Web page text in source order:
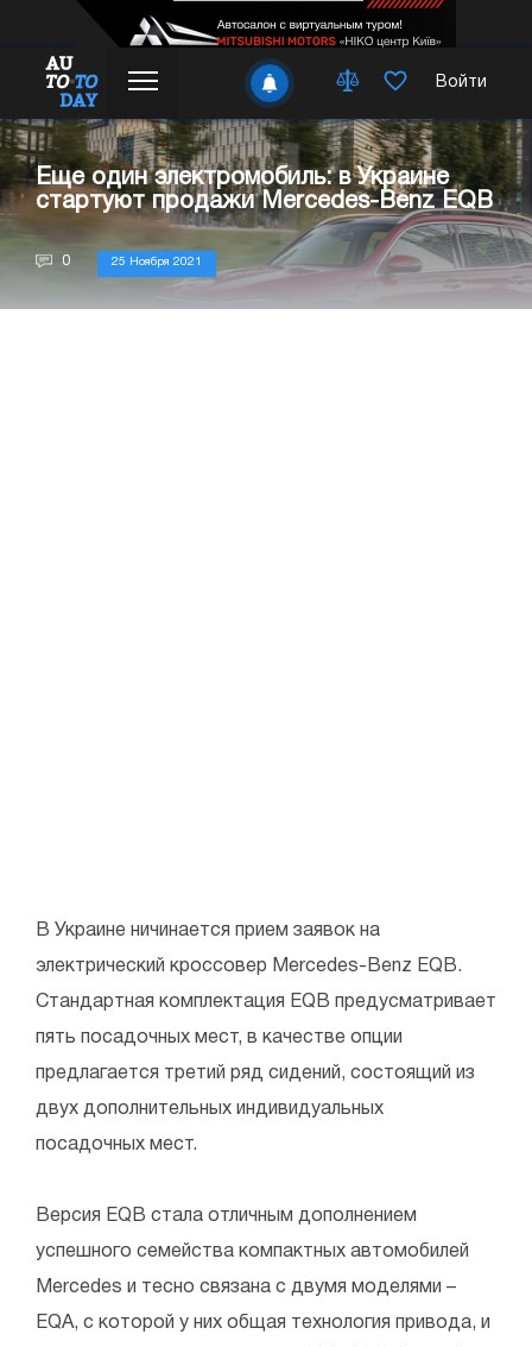
Войти
Еще один электромобиль: в Украине
стартуют продажи Mercedes-Benz EQB
0 25 Ноября 2021
В Украине ничинается прием заявок на
электрический кроссовер Mercedes-Benz EQB.
Стандартная комплектация EQB предусматривает
пять посадочных мест, в качестве опции
предлагается третий ряд сидений, состоящий из
двух дополнительных индивидуальных
посадочных мест.
Версия EQB стала отличным дополнением
успешного семейства компактных автомобилей
Mercedes и тесно связана с двумя моделями –
EQA, с которой у них общая технология привода, и